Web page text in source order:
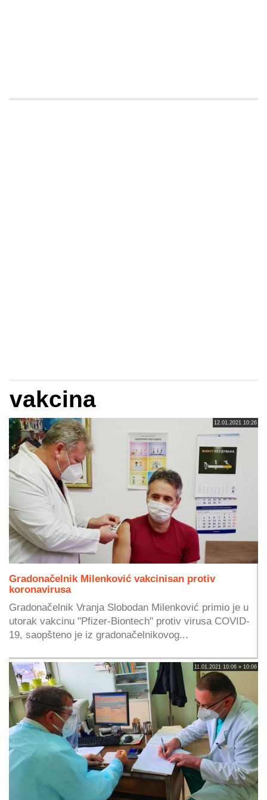
vakcina
12.01.2021 10:26
Gradonačelnik Milenković vakcinisan protiv
koronavirusa
Gradonačelnik Vranja Slobodan Milenković primio je u
utorak vakcinu "Pfizer-Biontech" protiv virusa COVID-
19, saopšteno je iz gradonačelnikovog...
11.01.2021 10:06 » 10:06